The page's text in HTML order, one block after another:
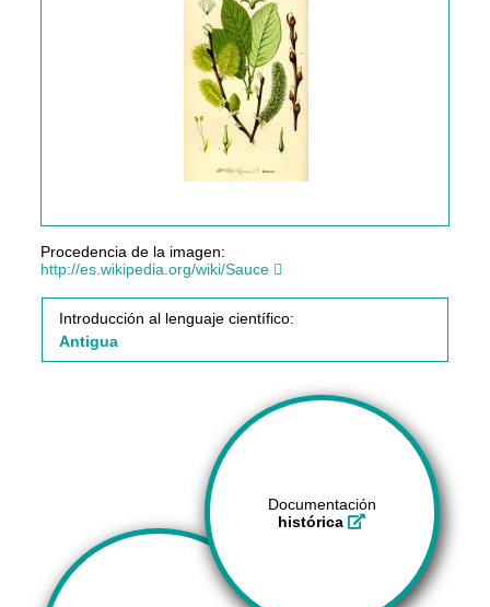
Procedencia de la imagen:
http://es.wikipedia.org/wiki/Sauce
Introducción al lenguaje científico:
Antigua
Documentación
histórica